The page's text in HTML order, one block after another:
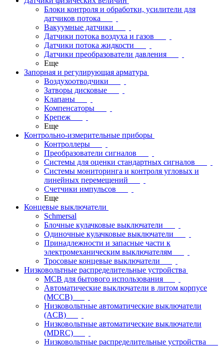
Блоки контроля и обработки, усилители для
датчиков потока
Вакуумные датчики
Датчики потока воздуха и газов
Датчики потока жидкости
Датчики преобразователи давления
Еще
Запорная и регулирующая арматура
Воздухоотводчики
Затворы дисковые
Клапаны
Компенсаторы
Крепеж
Еще
Контрольно-измерительные приборы
Контроллеры
Преобразователи сигналов
Системы для оценки стандартных сигналов
Системы мониторинга и контроля угловых и
линейных перемещений
Счетчики импульсов
Еще
Концевые выключатели
Schmersal
Блочные кулачковые выключатели
Одиночные кулачковые выключатели
Принадлежности и запасные части к
электромеханическим выключателям
Тросовые концевые выключатели
Низковольтные распределительные устройства
MCB для бытового использования
Автоматические выключатели в литом корпусе
(MCCB)
Низковольтные автоматические выключатели
(ACB)
Низковольтные автоматические выключатели
(MDRC)
Низковольтные распределительные устройства